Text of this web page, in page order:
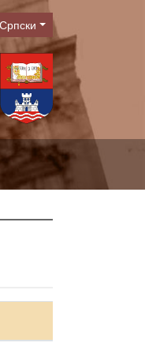
Српски